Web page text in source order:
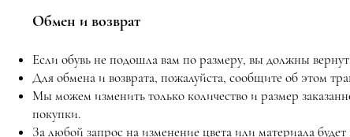
Обмен и возврат
Если обувь не подошла вам по размеру, вы должны
Для обмена и возврата, пожалуйста, сообщите об этом
Мы можем изменить только количество и размер
покупки.
За любой запрос на изменение цвета или материала